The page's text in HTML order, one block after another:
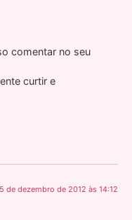
comentar no seu
curtir e
5 de dezembro de 2012 às 14:12